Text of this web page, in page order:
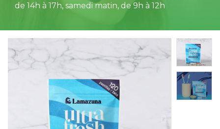
de 14h à 17h, samedi matin, de 9h à 12h